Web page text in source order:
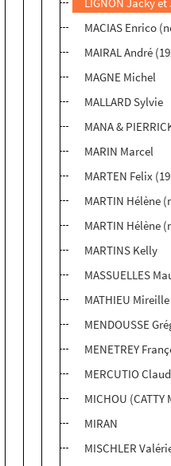
MACIAS Enrico
MAIRAL André
MAGNE Michel
MALLARD Sylvie
MANA &
MARIN Marcel
MARTEN Felix
MARTIN Hélène
MARTIN Hélène
MARTINS Kelly
MASSUELLES
MATHIEU
MENDOUSSE
MENETREY
MERCUTIO
MICHOU
MIRAN
MISCHLER